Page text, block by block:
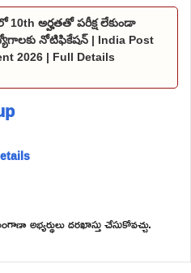
అర్హతతో పరీక్ష లేకుండా
నోటిఫికేషన్ | India Post
2026 | Full Details
అభ్యర్థులు దరఖాస్తు చేసుకోవచ్చు.